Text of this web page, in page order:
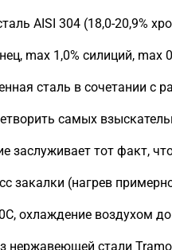
AISI 304 (18,0-20,9%
max 1,0% силиций, max
сталь в сочетании с
самых
заслуживает тот факт,
закалки (нагрев
охлаждение воздухом
нержавеющей стали